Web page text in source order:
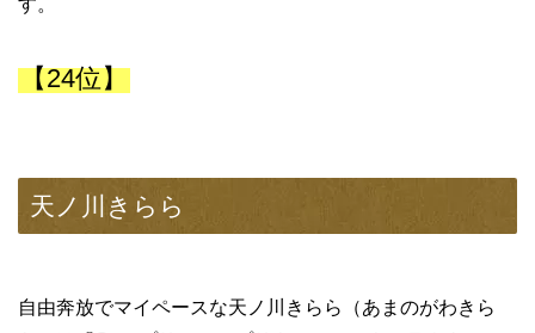
す。
【24位】
天ノ川きらら
自由奔放でマイペースな天ノ川きらら（あまのがわきら